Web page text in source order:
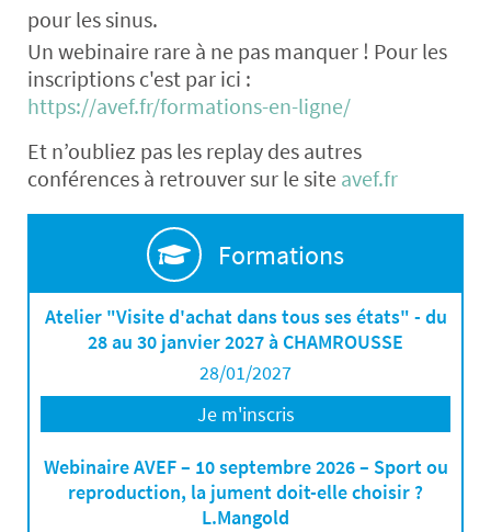
pour les sinus.
Un webinaire rare à ne pas manquer ! Pour les
inscriptions c'est par ici :
https://avef.fr/formations-en-ligne/
Et n’oubliez pas les replay des autres
conférences à retrouver sur le site avef.fr
Formations
Atelier "Visite d'achat dans tous ses états" - du
28 au 30 janvier 2027 à CHAMROUSSE
28/01/2027
Je m'inscris
Webinaire AVEF – 10 septembre 2026 – Sport ou
reproduction, la jument doit-elle choisir ?
L.Mangold